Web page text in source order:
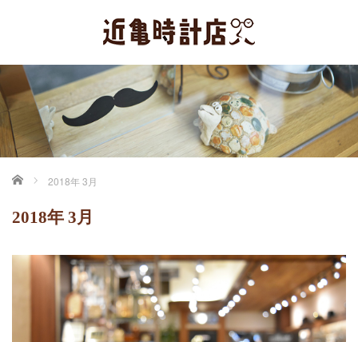
ホーム 2018年 3月
2018年 3月